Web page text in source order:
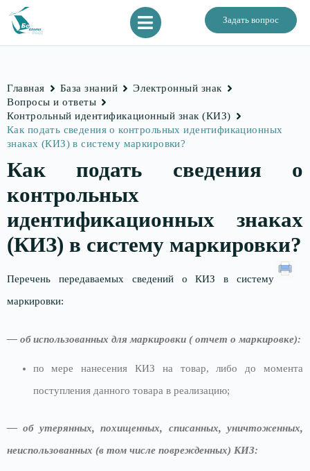
Задать вопрос
Главная База знаний
Электронный знак
Вопросы и ответы
Контрольный идентификационный знак (КИЗ)
Как подать сведения о контрольных идентификационных
знаках (КИЗ) в систему маркировки?
Как подать сведения о
контрольных
идентификационных знаках
(КИЗ) в систему маркировки?
Перечень передаваемых сведений о КИЗ в систему
маркировки:
— об использованных для маркировки ( отчет о маркировке):
по мере нанесения КИЗ на товар, либо до момента
поступления данного товара в реализацию;
—об утерянных, похищенных, списанных, уничтоженных,
неиспользованных (в том числе поврежденных) КИЗ: